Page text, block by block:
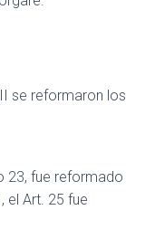
se reformaron los
23, fue reformado
el Art. 25 fue